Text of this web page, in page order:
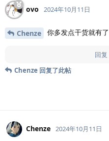
ovo 2024年10月11日
Chenze 你多发点干货就有了
回复
Chenze 回复了此帖
Chenze 2024年10月11日